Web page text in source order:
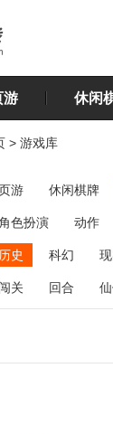
游 休闲
> 游戏库
游 休闲棋牌
色扮演 动作
恋爱 第三人称
历史 科幻
闯关 回合